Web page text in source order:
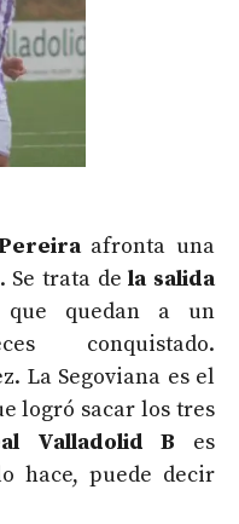
Pereiraafronta una
Se trata dela salida
quedan a un
conquistado.
La Segoviana es el
logró sacar los tres
Valladolid B es
hace, puede decir